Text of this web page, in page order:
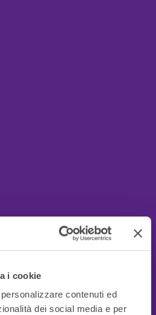
i cookie
contenuti ed
dei social media e per